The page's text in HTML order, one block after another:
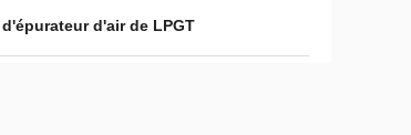
d'air de LPGT